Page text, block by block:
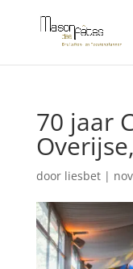
70 jaar
door liesbet|